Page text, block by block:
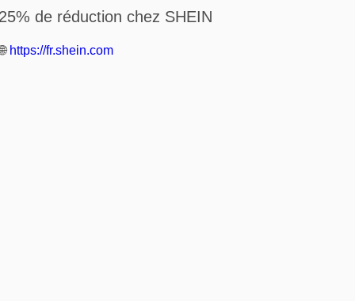
de réduction chez SHEIN
https://fr.shein.com